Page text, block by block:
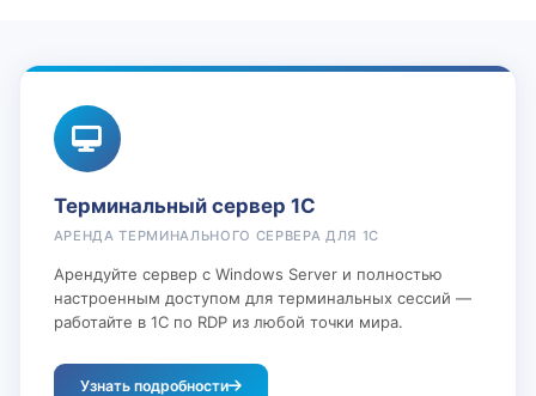
Терминальный сервер 1С
АРЕНДА ТЕРМИНАЛЬНОГО СЕРВЕРА ДЛЯ 1С
Арендуйте сервер с Windows Server и полностью
настроенным доступом для терминальных сессий —
работайте в 1С по RDP из любой точки мира.
Узнать подробности